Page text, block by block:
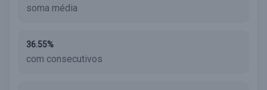
soma média
36.55%
com consecutivos